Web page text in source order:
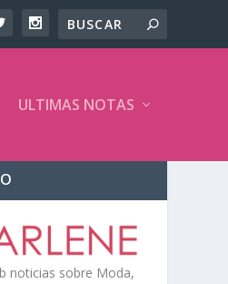
ULTIMAS NOTAS
noticias sobre Moda,